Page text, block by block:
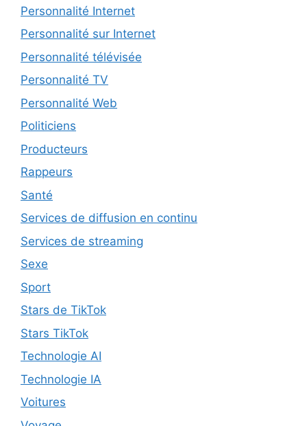
Personnalité Internet
Personnalité sur Internet
Personnalité télévisée
Personnalité TV
Personnalité Web
Politiciens
Producteurs
Rappeurs
Santé
Services de diffusion en continu
Services de streaming
Sexe
Sport
Stars de TikTok
Stars TikTok
Technologie AI
Technologie IA
Voitures